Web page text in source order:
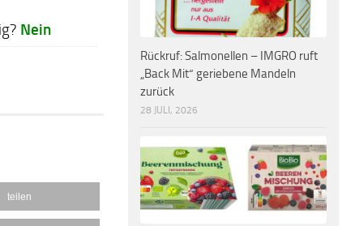
Nein
teilen
Rückruf: Salmonellen – IMGRO ruft
„Back Mit“ geriebene Mandeln
zurück
28 JULI, 2026